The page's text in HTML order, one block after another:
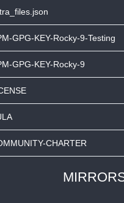
GPG-KEY-Rocky-9-Testing
GPG-KEY-Rocky-9
CHARTER